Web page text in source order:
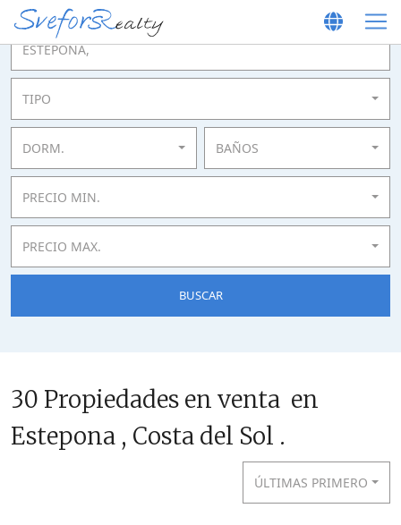
TIPO
DORM. BAÑOS
PRECIO MIN.
PRECIO MAX.
BUSCAR
30 Propiedades en venta en
Estepona , Costa del Sol .
ÚLTIMAS PRIMERO